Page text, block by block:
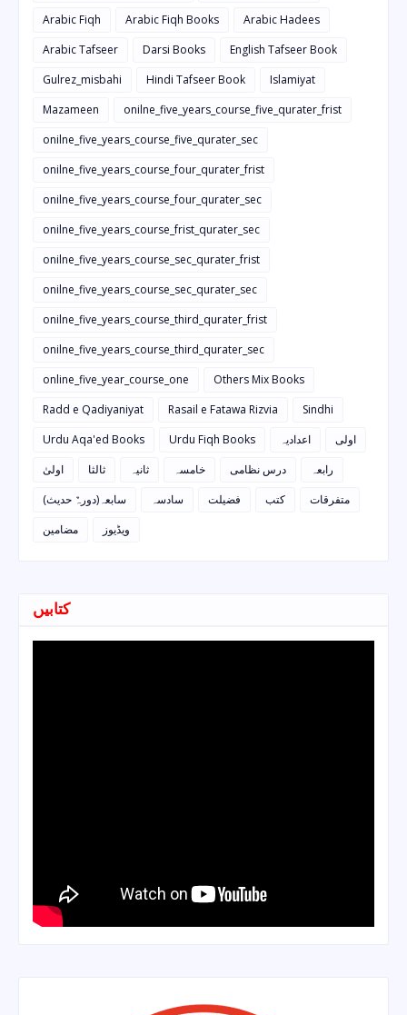
Arabic Fiqh
Arabic Fiqh Books
Arabic Hadees
Arabic Tafseer
Darsi Books
English Tafseer Book
Gulrez_misbahi
Hindi Tafseer Book
Islamiyat
Mazameen
onilne_five_years_course_five_qurater_frist
onilne_five_years_course_five_qurater_sec
onilne_five_years_course_four_qurater_frist
onilne_five_years_course_four_qurater_sec
onilne_five_years_course_frist_qurater_sec
onilne_five_years_course_sec_qurater_frist
onilne_five_years_course_sec_qurater_sec
onilne_five_years_course_third_qurater_frist
onilne_five_years_course_third_qurater_sec
online_five_year_course_one
Others Mix Books
Radd e Qadiyaniyat
Rasail e Fatawa Rizvia
Sindhi
Urdu Aqa'ed Books
Urdu Fiqh Books اعدادیہ
اولی
اولیٰ
ثالثا ثانیہ خامسہ درس نظامی
رابعہ
سابعہ(دورہٌ حدیث)
سادسہ فضیلت کتب
متفرقات
مضامین
ویڈیوز
کتابیں